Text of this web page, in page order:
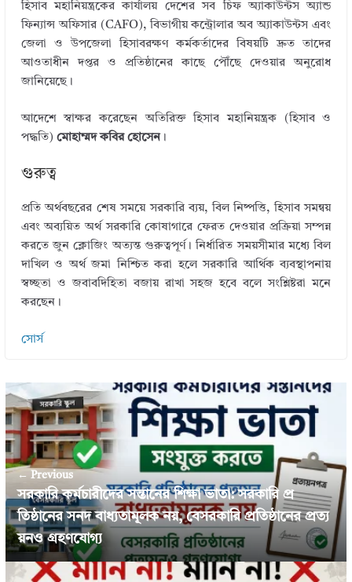
হিসাব মহানিয়ন্ত্রকের কার্যালয় দেশের সব চিফ অ্যাকাউন্টস অ্যান্ড
ফিন্যান্স অফিসার (CAFO), বিভাগীয় কন্ট্রোলার অব অ্যাকাউন্টস এবং
জেলা ও উপজেলা হিসাবরক্ষণ কর্মকর্তাদের বিষয়টি দ্রুত তাদের
আওতাধীন দপ্তর ও প্রতিষ্ঠানের কাছে পৌঁছে দেওয়ার অনুরোধ
জানিয়েছে।
আদেশে স্বাক্ষর করেছেন অতিরিক্ত হিসাব মহানিয়ন্ত্রক (হিসাব ও
পদ্ধতি) মোহাম্মদ কবির হোসেন।
গুরুত্ব
প্রতি অর্থবছরের শেষ সময়ে সরকারি ব্যয়, বিল নিষ্পত্তি, হিসাব সমন্বয়
এবং অব্যয়িত অর্থ সরকারি কোষাগারে ফেরত দেওয়ার প্রক্রিয়া সম্পন্ন
করতে জুন ক্লোজিং অত্যন্ত গুরুত্বপূর্ণ। নির্ধারিত সময়সীমার মধ্যে বিল
দাখিল ও অর্থ জমা নিশ্চিত করা হলে সরকারি আর্থিক ব্যবস্থাপনায়
স্বচ্ছতা ও জবাবদিহিতা বজায় রাখা সহজ হবে বলে সংশ্লিষ্টরা মনে
করছেন।
সোর্স
← Previous
সরকারি কর্মচারীদের সন্তানের শিক্ষা ভাতা: সরকারি প্র
তিষ্ঠানের সনদ বাধ্যতামূলক নয়, বেসরকারি প্রতিষ্ঠানের প্রত্য
য়নও গ্রহণযোগ্য